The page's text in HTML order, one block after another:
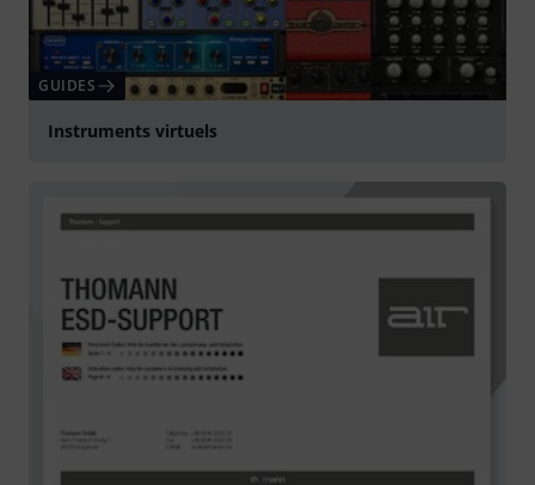
GUIDES
Instruments virtuels